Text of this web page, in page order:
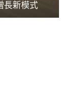
長新模式